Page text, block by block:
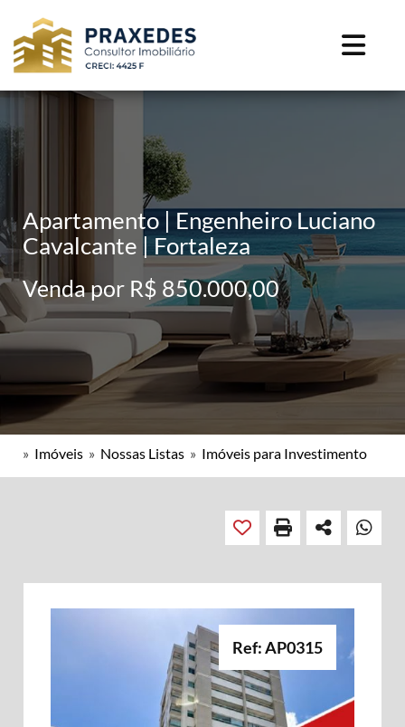
Apartamento | Engenheiro Luciano
Cavalcante | Fortaleza
Venda por R$ 850.000,00
» Imóveis » Nossas Listas » Imóveis para Investimento
Ref: AP0315